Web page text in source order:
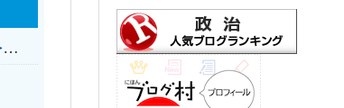
【消費税率1％】 「下げるのが筋なんですけど…」消費減税で値下がりする分と同じだけ商品を値上げして店頭価格を変えない店も